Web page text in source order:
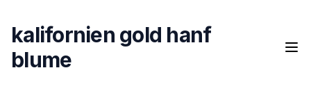
content
kalifornien gold hanf
blume